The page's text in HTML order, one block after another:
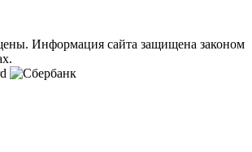
Информация сайта защищена законом